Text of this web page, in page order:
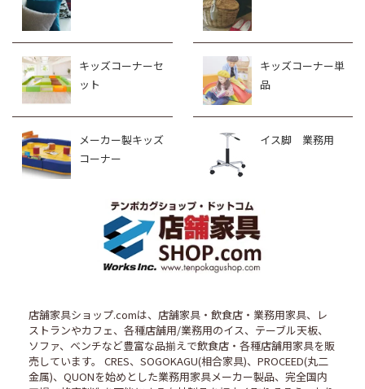
キッズコーナーセ
ット
キッズコーナー単
品
メーカー製キッズ
コーナー
イス脚 業務用
店舗家具ショップ.comは、店舗家具・飲食店・業務用家具、レ
ストランやカフェ、各種店舗用/業務用のイス、テーブル天板、
ソファ、ベンチなど豊富な品揃えで飲食店・各種店舗用家具を販
売しています。 CRES、SOGOKAGU(相合家具)、PROCEED(丸二
金属)、QUONを始めとした業務用家具メーカー製品、完全国内